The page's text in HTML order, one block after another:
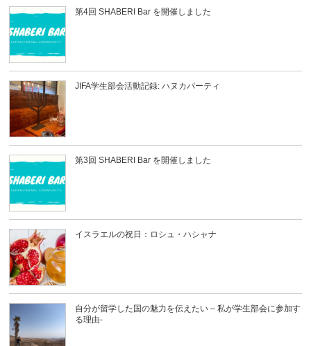
第4回 SHABERI Bar を開催しました
JIFA学生部会活動記録: ハヌカパーティ
第3回 SHABERI Bar を開催しました
イスラエルの祝日：ロシュ・ハシャナ
自分が留学した国の魅力を伝えたい – 私が学生部会に参加す
る理由-